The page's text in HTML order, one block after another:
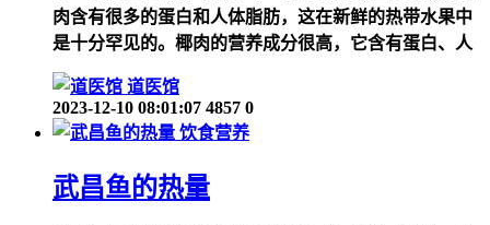
肉含有很多的蛋白和人体脂肪，这在新鲜的热带水果中
是十分罕见的。椰肉的营养成分很高，它含有蛋白、人
道医馆
2023-12-10 08:01:07 4857 0
饮食营养
武昌鱼的热量